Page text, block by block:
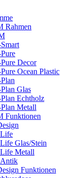
Rahmen
Decor
Ocean Plastic
Glas
Echtholz
Metall
Funktionen
Glas/Stein
Metall
Funktionen